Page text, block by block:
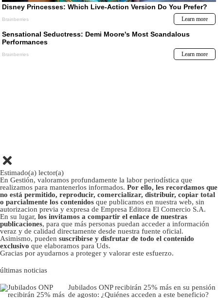
Estimado(a) lector(a)
En Gestión, valoramos profundamente la labor periodística que
realizamos para mantenerlos informados. Por ello, les recordamos que
no está permitido, reproducir, comercializar, distribuir, copiar total
o parcialmente los contenidos que publicamos en nuestra web, sin
autorizacion previa y expresa de Empresa Editora El Comercio S.A.
En su lugar, los invitamos a compartir el enlace de nuestras
publicaciones, para que más personas puedan acceder a información
veraz y de calidad directamente desde nuestra fuente oficial.
Asimismo, pueden suscribirse y disfrutar de todo el contenido
exclusivo que elaboramos para Uds.
Gracias por ayudarnos a proteger y valorar este esfuerzo.
últimas noticias
Jubilados ONP recibirán 25% más en su pensión
de agosto: ¿Quiénes acceden a este beneficio?